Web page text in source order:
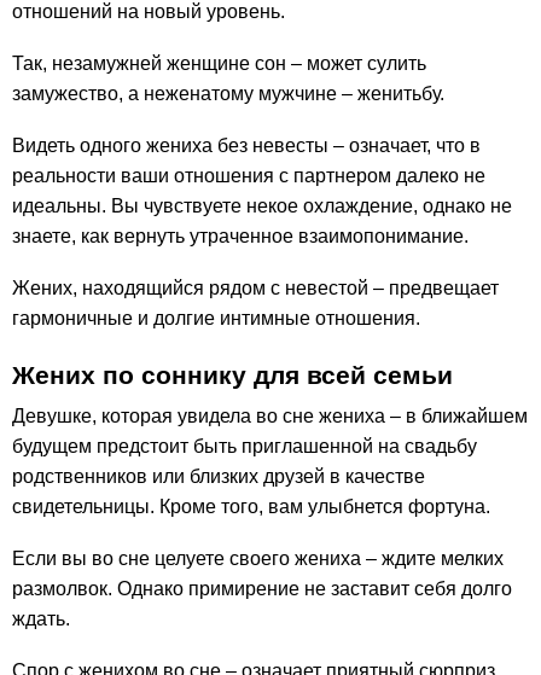
отношений на новый уровень.
Так, незамужней женщине сон – может сулить
замужество, а неженатому мужчине – женитьбу.
Видеть одного жениха без невесты – означает, что в
реальности ваши отношения с партнером далеко не
идеальны. Вы чувствуете некое охлаждение, однако не
знаете, как вернуть утраченное взаимопонимание.
Жених, находящийся рядом с невестой – предвещает
гармоничные и долгие интимные отношения.
Жених по соннику для всей семьи
Девушке, которая увидела во сне жениха – в ближайшем
будущем предстоит быть приглашенной на свадьбу
родственников или близких друзей в качестве
свидетельницы. Кроме того, вам улыбнется фортуна.
Если вы во сне целуете своего жениха – ждите мелких
размолвок. Однако примирение не заставит себя долго
ждать.
Спор с женихом во сне – означает приятный сюрприз